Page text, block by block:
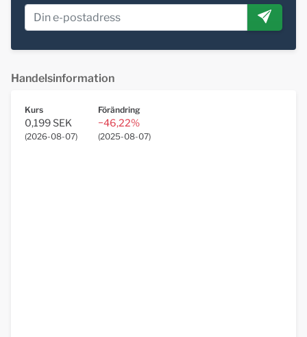
Handelsinformation
Kurs
0,199 SEK
(2026-08-07)
Förändring
−46,22%
(2025-08-07)